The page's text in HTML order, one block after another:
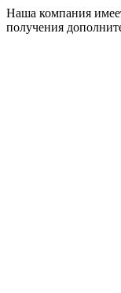
Наша компания
получения